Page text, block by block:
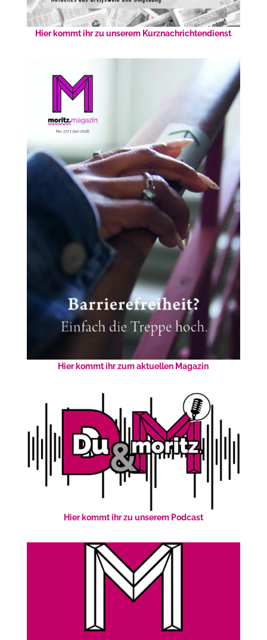
Hier kommt ihr zu unserem Kurznachrichtendienst
Hier kommt ihr zum aktuellen Magazin
Hier kommt ihr zu unserem Podcast